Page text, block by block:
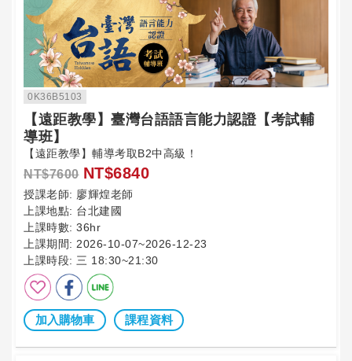
0K36B5103
【遠距教學】臺灣台語語言能力認證【考試輔
導班】
【遠距教學】輔導考取B2中高級！
NT$7600 NT$6840
授課老師: 廖輝煌老師
上課地點: 台北建國
上課時數: 36hr
上課期間: 2026-10-07~2026-12-23
上課時段: 三 18:30~21:30
加入購物車 課程資料